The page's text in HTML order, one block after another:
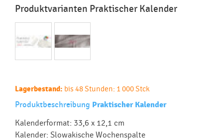
Produktvarianten Praktischer Kalender
Lagerbestand: bis 48 Stunden: 1 000 Stck
Produktbeschreibung Praktischer Kalender
Kalenderformat: 33,6 x 12,1 cm
Kalender: Slowakische Wochenspalte